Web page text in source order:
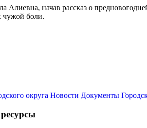
Алиевна, начав рассказ о
чужой боли.
округа Новости Документы